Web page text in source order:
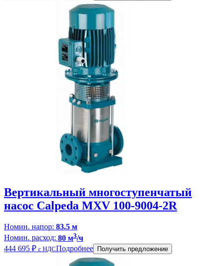
Вертикальный многоступенчатый
насос Calpeda MXV 100-9004-2R
Номин. напор: 83.5 м
Номин. расход: 80 м3/ч
444 695 ₽ с НДСПодробнее Получить предложение